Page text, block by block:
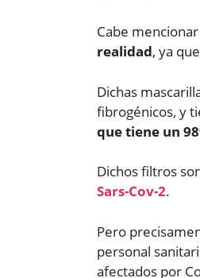
Cabe
realidad, ya
Dichas
fibrogénicos, y
que tiene un
Dichos filtros
Sars-Cov-2.
Pero
personal
afectados por